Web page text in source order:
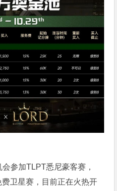
参加TLPT悉尼豪客赛，
卫星赛，目前正在火热开